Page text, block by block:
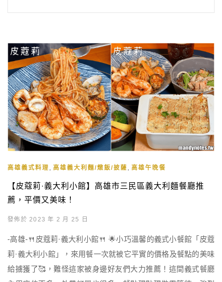
高雄義式料理 , 高雄義大利麵/燉飯/披薩 , 高雄午晚餐
【皮蔻莉·義大利小館】高雄市三民區義大利麵餐廳推
薦，平價又美味！
發佈於 2023 年 2 月 25 日
-高雄-🍴皮蔻莉·義大利小館🍴 🌟小巧溫馨的義式小餐館「皮蔻
莉·義大利小館」，來用餐一次就被它平實的價格及餐點的美味
給擄獲了🥰，難怪這家被身邊好友們大力推薦！這間義式餐廳